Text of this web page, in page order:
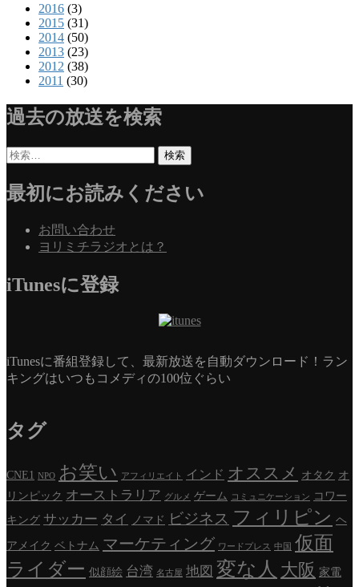
2016 (3)
2015 (31)
2014 (50)
2013 (23)
2012 (38)
2011 (30)
過去の放送を検索
検
最初にお読みください
お問い合わせ
ヨリミチラジオとは？
iTunesに登録
iTunesに番組登録して、最新放送を自動ダウンロード！ラン
キングはいつもコメディの100位ぐらい
タグ
CNE1 NPO お笑い アフィリエイト インド オススメ オタク オ
リンピック オーストラリア グルメ ゲーム コミュニケーション
コワー
キング サッカー タイ ノマド ビジネス フィリピン ヘ
アメイク ベトナム マーケティング ワードプレス 中国 仮面
ライダー 似顔絵 台湾 名古屋 地図 変な人 大阪 家電